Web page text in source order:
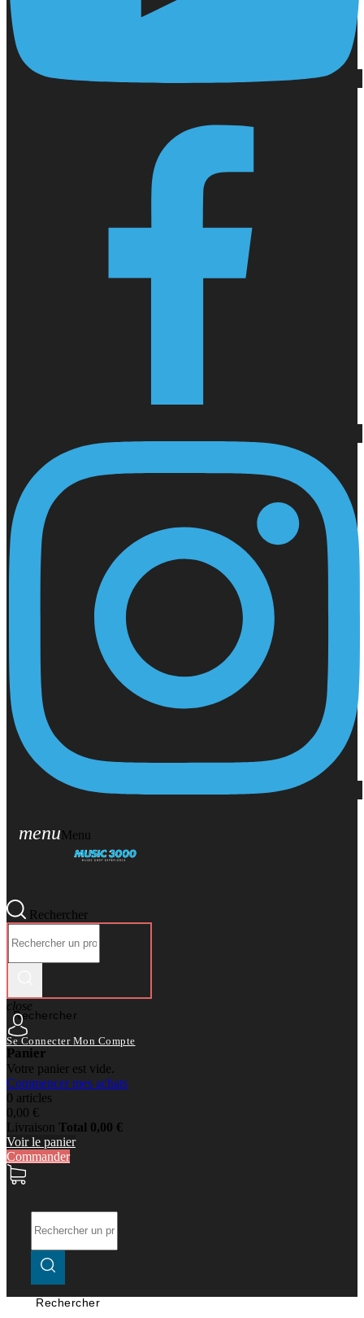
menuMenu
Rechercher
Rechercher
close
Se Connecter Mon Compte
Panier
Votre panier est vide.
Commencer mes achats
0 articles
0,00 €
Livraison Total 0,00 €
Voir le panier
Commander
Rechercher